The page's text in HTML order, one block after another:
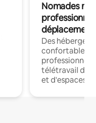
Nomades
déplacement
Des
confortables
professionnels
télétravail
et d'espaces